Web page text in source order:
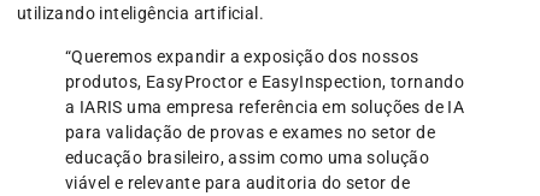
utilizando inteligência artificial.
“Queremos expandir a exposição dos nossos
produtos, EasyProctor e EasyInspection, tornando
a IARIS uma empresa referência em soluções de IA
para validação de provas e exames no setor de
educação brasileiro, assim como uma solução
viável e relevante para auditoria do setor de